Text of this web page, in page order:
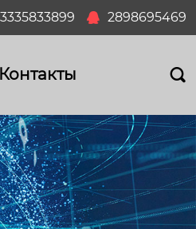
 2898695469
Контакты 